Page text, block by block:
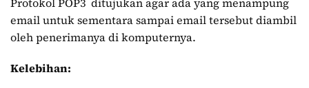
email untuk sementara sampai email tersebut diambil
oleh penerimanya di komputernya.
Kelebihan: